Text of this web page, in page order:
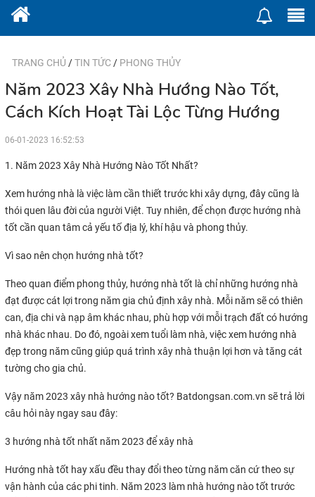
TRANG CHỦ /TIN TỨC / PHONG THỦY
Năm 2023 Xây Nhà Hướng Nào Tốt,
Cách Kích Hoạt Tài Lộc Từng Hướng
06-01-2023 16:52:53
1. Năm 2023 Xây Nhà Hướng Nào Tốt Nhất?
Xem hướng nhà là việc làm cần thiết trước khi xây dựng, đây cũng là
thói quen lâu đời của người Việt. Tuy nhiên, để chọn được hướng nhà
tốt cần quan tâm cả yếu tố địa lý, khí hậu và phong thủy.
Vì sao nên chọn hướng nhà tốt?
Theo quan điểm phong thủy, hướng nhà tốt là chỉ những hướng nhà
đạt được cát lợi trong năm gia chủ định xây nhà. Mỗi năm sẽ có thiên
can, địa chi và nạp âm khác nhau, phù hợp với mỗi trạch đất có hướng
nhà khác nhau. Do đó, ngoài xem tuổi làm nhà, việc xem hướng nhà
đẹp trong năm cũng giúp quá trình xây nhà thuận lợi hơn và tăng cát
tường cho gia chủ.
Vậy năm 2023 xây nhà hướng nào tốt? Batdongsan.com.vn sẽ trả lời
câu hỏi này ngay sau đây:
3 hướng nhà tốt nhất năm 2023 để xây nhà
Hướng nhà tốt hay xấu đều thay đổi theo từng năm căn cứ theo sự
vận hành của các phi tinh. Năm 2023 làm nhà hướng nào tốt trước